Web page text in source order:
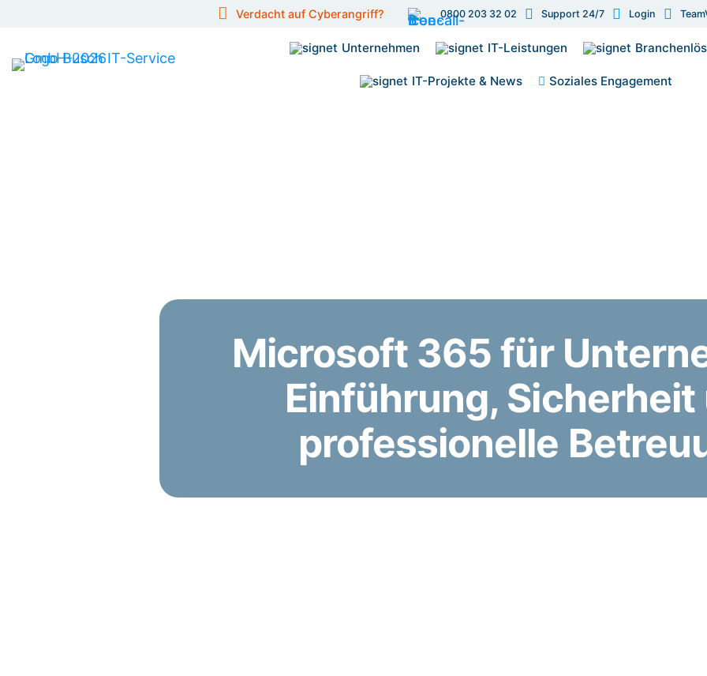
Verdacht auf Cyberangriff? 0800 203 32 02 Support 24/7 Login
Unternehmen IT-Leistungen
IT-Projekte & News Soziales Engagement
Microsoft 365 für
Einführung, Sicherheit
professionelle